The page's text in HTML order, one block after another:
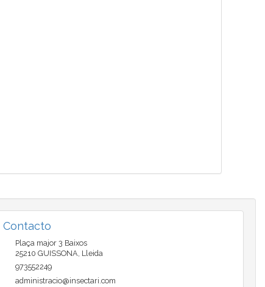
Contacto
Plaça major 3 Baixos
25210 GUISSONA, Lleida
973552249
administracio@insectari.com